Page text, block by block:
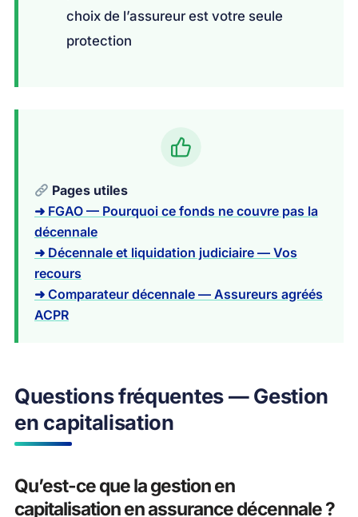
choix de l’assureur est votre seule
protection
Pages utiles
➜ FGAO — Pourquoi ce fonds ne couvre pas la
décennale
➜ Décennale et liquidation judiciaire — Vos
recours
➜ Comparateur décennale — Assureurs agréés
ACPR
Questions fréquentes — Gestion
en capitalisation
Qu’est-ce que la gestion en
capitalisation en assurance décennale ?